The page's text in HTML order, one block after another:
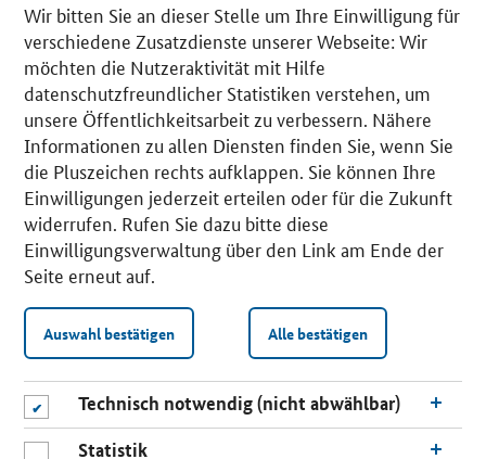
Wir bitten Sie an dieser Stelle um Ihre Einwilligung für
verschiedene Zusatzdienste unserer Webseite: Wir
möchten die Nutzeraktivität mit Hilfe
datenschutzfreundlicher Statistiken verstehen, um
unsere Öffentlichkeitsarbeit zu verbessern. Nähere
Informationen zu allen Diensten finden Sie, wenn Sie
die Pluszeichen rechts aufklappen. Sie können Ihre
Einwilligungen jederzeit erteilen oder für die Zukunft
widerrufen. Rufen Sie dazu bitte diese
Einwilligungsverwaltung über den Link am Ende der
Seite erneut auf.
Auswahl bestätigen Alle bestätigen
Technisch notwendig (nicht abwählbar)
Statistik